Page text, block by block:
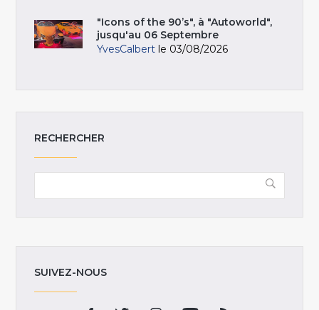
"Icons of the 90’s", à "Autoworld",
jusqu'au 06 Septembre
YvesCalbert le 03/08/2026
RECHERCHER
SUIVEZ-NOUS